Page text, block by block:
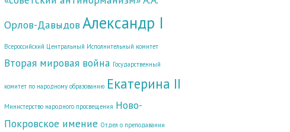
Орлов-Давыдов Александр I
Всероссийский Центральный Исполнительный комитет
Вторая мировая война Государственный
комитет по народному образованию Екатерина II
Министерство народного просвещения Ново-
Покровское имение Отдел о преподавании